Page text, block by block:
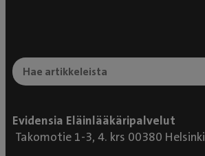
Evidensia Eläinlääkäripalvelut
Takomotie 1-3, 4. krs 00380 Helsinki